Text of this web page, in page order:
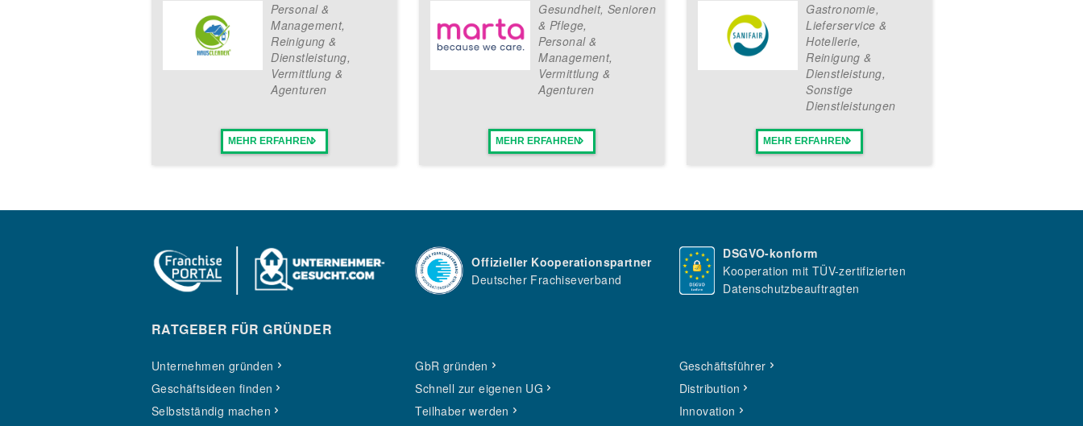
Personal &
Management,
Reinigung &
Dienstleistung,
Vermittlung &
Agenturen
MEHR ERFAHREN
Gesundheit, Senioren
& Pflege,
Personal &
Management,
Vermittlung &
Agenturen
MEHR ERFAHREN
Gastronomie,
Lieferservice &
Hotellerie,
Reinigung &
Dienstleistung,
Sonstige
Dienstleistungen
MEHR ERFAHREN
Offizieller Kooperationspartner
Deutscher Frachiseverband
DSGVO-konform
Kooperation mit TÜV-zertifizierten
Datenschutzbeauftragten
RATGEBER FÜR GRÜNDER
Unternehmen gründen
Geschäftsideen finden
Selbstständig machen
GbR gründen
Schnell zur eigenen UG
Teilhaber werden
Geschäftsführer
Distribution
Innovation